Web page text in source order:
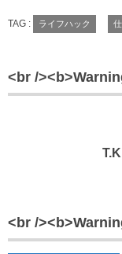
TAG : ライフハック
<br /
T.K
<br /